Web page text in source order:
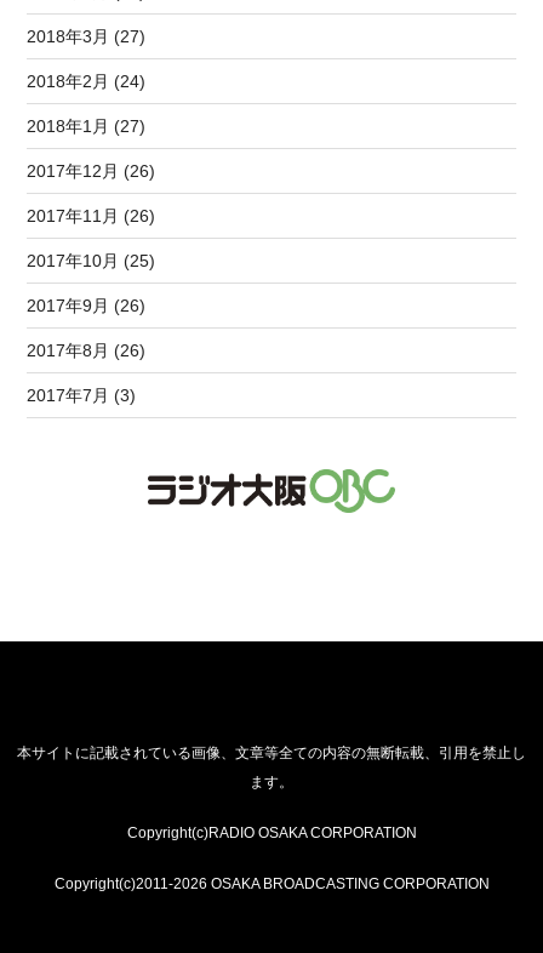
2018年3月 (27)
2018年2月 (24)
2018年1月 (27)
2017年12月 (26)
2017年11月 (26)
2017年10月 (25)
2017年9月 (26)
2017年8月 (26)
2017年7月 (3)
本サイトに記載されている画像、文章等全ての内容の無断転載、引用を禁止し
ます。
Copyright(c)RADIO OSAKA CORPORATION
Copyright(c)2011-2026 OSAKA BROADCASTING CORPORATION